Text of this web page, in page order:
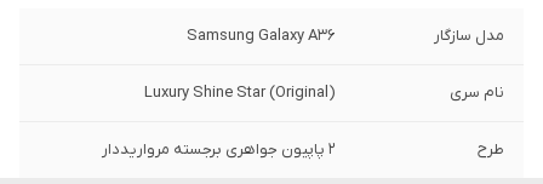
مدل سازگار Samsung Galaxy A36
نام سری Luxury Shine Star (Original)
طرح ۲ پاپیون جواهری برجسته مرواریددار